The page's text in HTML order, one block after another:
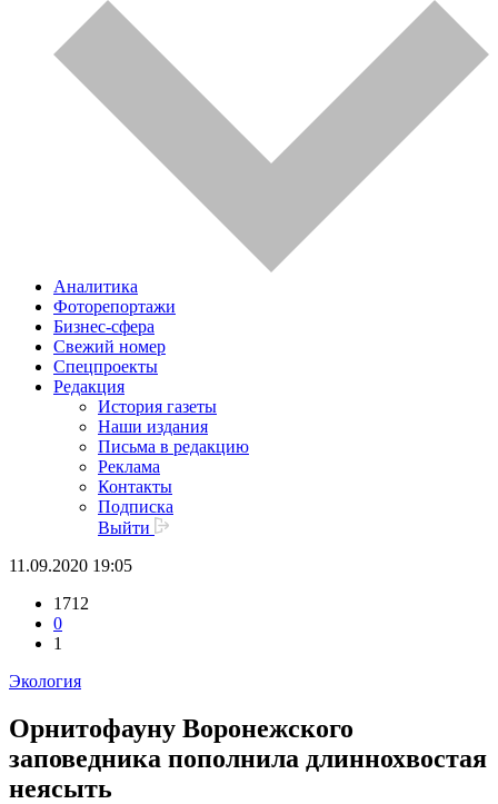
Аналитика
Фоторепортажи
Бизнес-сфера
Свежий номер
Спецпроекты
Редакция
История газеты
Наши издания
Письма в редакцию
Реклама
Контакты
Подписка
Выйти
11.09.2020 19:05
1712
0
1
Экология
Орнитофауну Воронежского
заповедника пополнила длиннохвостая
неясыть